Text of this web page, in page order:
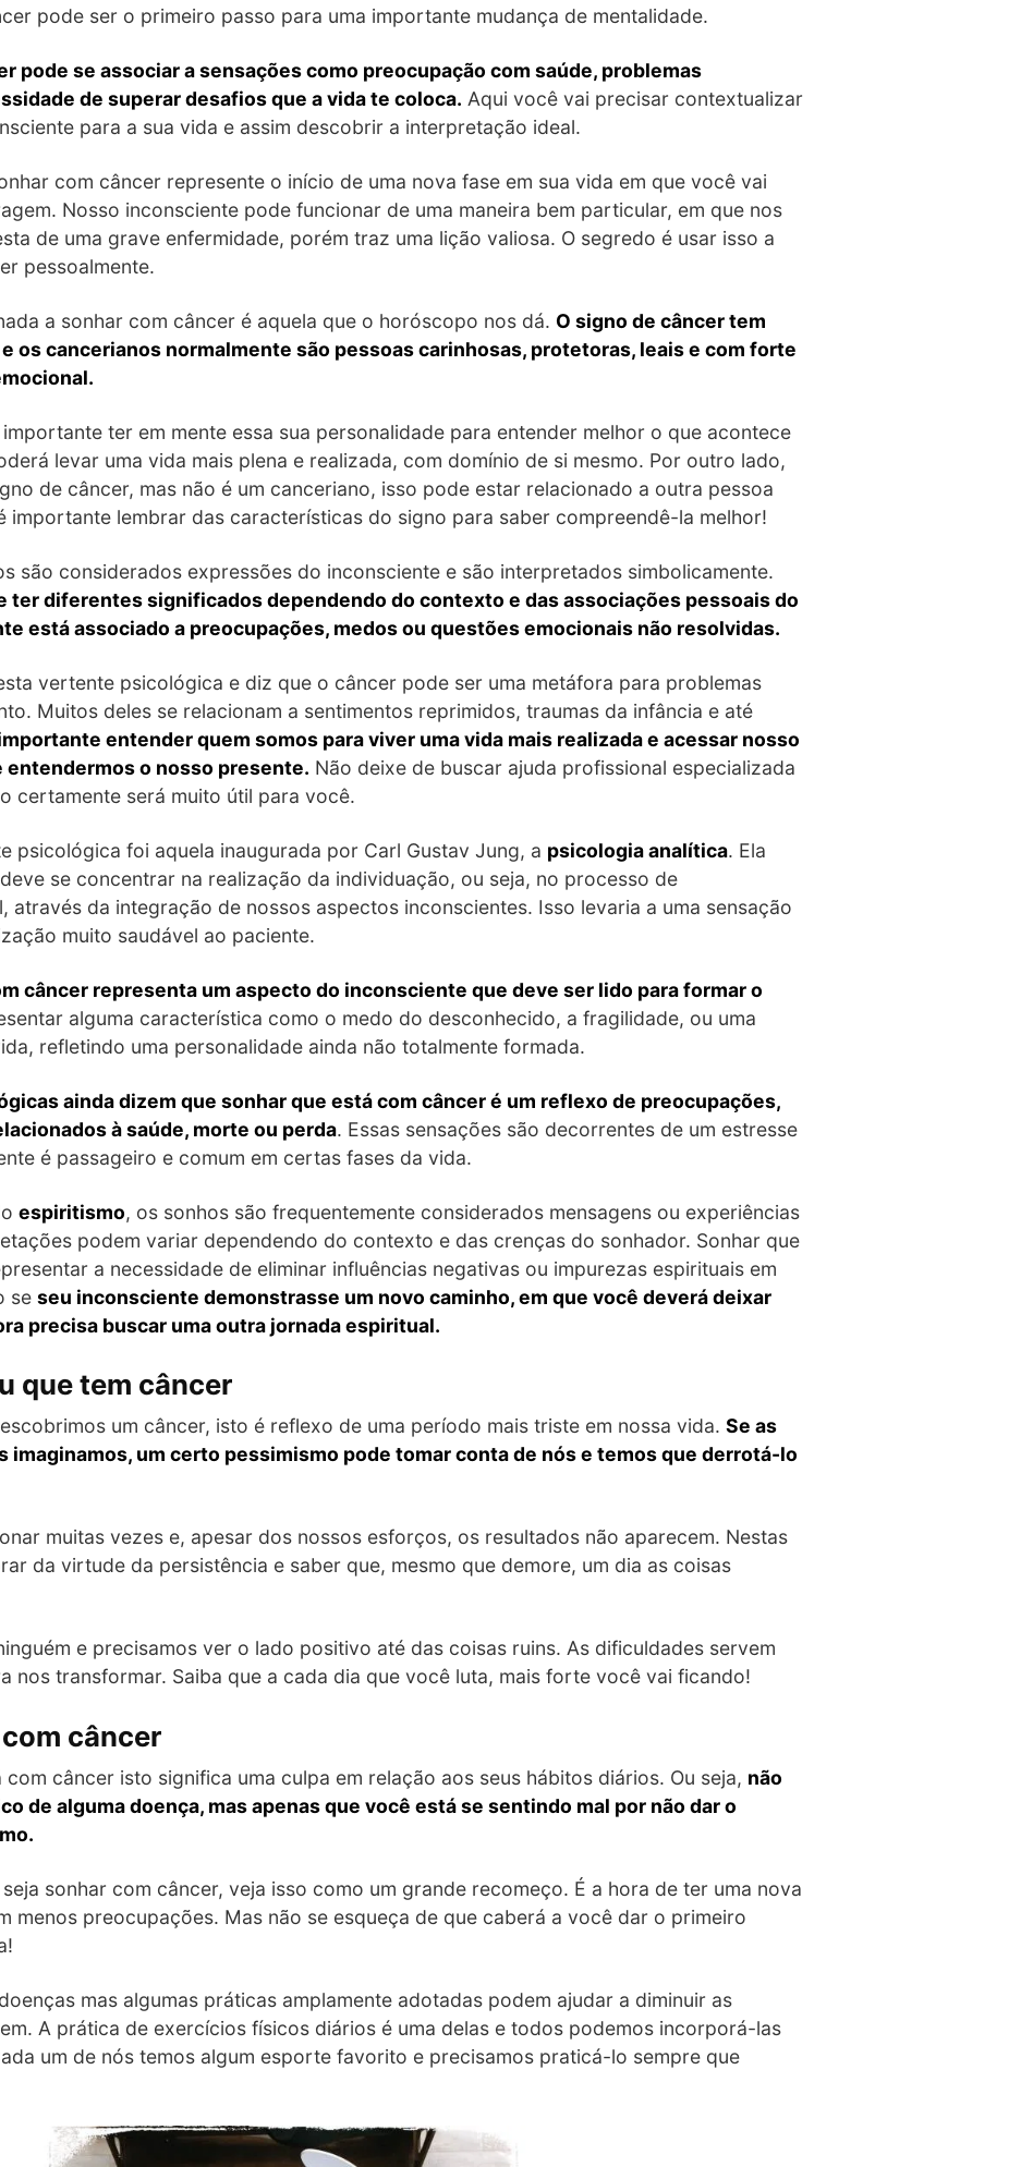
pode ser o primeiro passo para uma importante mudança de mentalidade.
pode se associar a sensações como preocupação com saúde, problemas
de superar desafios que a vida te coloca. Aqui você vai precisar contextualizar
para a sua vida e assim descobrir a interpretação ideal.
com câncer represente o início de uma nova fase em sua vida em que você vai
Nosso inconsciente pode funcionar de uma maneira bem particular, em que nos
de uma grave enfermidade, porém traz uma lição valiosa. O segredo é usar isso a
pessoalmente.
a sonhar com câncer é aquela que o horóscopo nos dá. O signo de câncer tem
os cancerianos normalmente são pessoas carinhosas, protetoras, leais e com forte
ter em mente essa sua personalidade para entender melhor o que acontece
levar uma vida mais plena e realizada, com domínio de si mesmo. Por outro lado,
de câncer, mas não é um canceriano, isso pode estar relacionado a outra pessoa
importante lembrar das características do signo para saber compreendê-la melhor!
são considerados expressões do inconsciente e são interpretados simbolicamente.
ter diferentes significados dependendo do contexto e das associações pessoais do
está associado a preocupações, medos ou questões emocionais não resolvidas.
vertente psicológica e diz que o câncer pode ser uma metáfora para problemas
Muitos deles se relacionam a sentimentos reprimidos, traumas da infância e até
entender quem somos para viver uma vida mais realizada e acessar nosso
entendermos o nosso presente. Não deixe de buscar ajuda profissional especializada
certamente será muito útil para você.
psicológica foi aquela inaugurada por Carl Gustav Jung, a psicologia analítica. Ela
se concentrar na realização da individuação, ou seja, no processo de
através da integração de nossos aspectos inconscientes. Isso levaria a uma sensação
muito saudável ao paciente.
câncer representa um aspecto do inconsciente que deve ser lido para formar o
alguma característica como o medo do desconhecido, a fragilidade, ou uma
refletindo uma personalidade ainda não totalmente formada.
ainda dizem que sonhar que está com câncer é um reflexo de preocupações,
à saúde, morte ou perda. Essas sensações são decorrentes de um estresse
é passageiro e comum em certas fases da vida.
espiritismo, os sonhos são frequentemente considerados mensagens ou experiências
podem variar dependendo do contexto e das crenças do sonhador. Sonhar que
a necessidade de eliminar influências negativas ou impurezas espirituais em
se seu inconsciente demonstrasse um novo caminho, em que você deverá deixar
precisa buscar uma outra jornada espiritual.
que tem câncer
um câncer, isto é reflexo de uma período mais triste em nossa vida. Se as
imaginamos, um certo pessimismo pode tomar conta de nós e temos que derrotá-lo
muitas vezes e, apesar dos nossos esforços, os resultados não aparecem. Nestas
da virtude da persistência e saber que, mesmo que demore, um dia as coisas
e precisamos ver o lado positivo até das coisas ruins. As dificuldades servem
nos transformar. Saiba que a cada dia que você luta, mais forte você vai ficando!
câncer
câncer isto significa uma culpa em relação aos seus hábitos diários. Ou seja, não
de alguma doença, mas apenas que você está se sentindo mal por não dar o
sonhar com câncer, veja isso como um grande recomeço. É a hora de ter uma nova
menos preocupações. Mas não se esqueça de que caberá a você dar o primeiro
mas algumas práticas amplamente adotadas podem ajudar a diminuir as
A prática de exercícios físicos diários é uma delas e todos podemos incorporá-las
um de nós temos algum esporte favorito e precisamos praticá-lo sempre que